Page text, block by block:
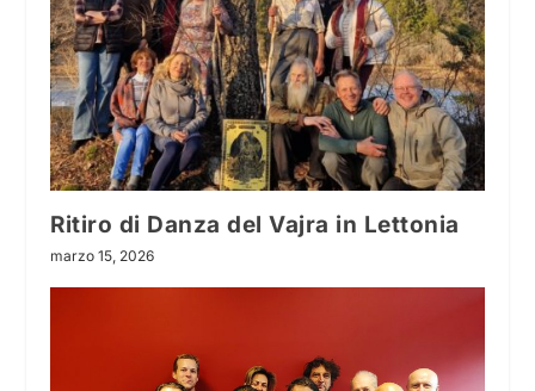
Ritiro di Danza del Vajra in Lettonia
marzo 15, 2026